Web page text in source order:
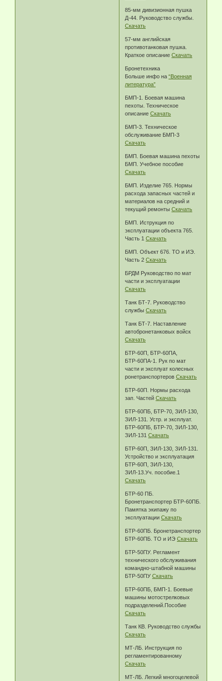
85-мм дивизионная пушка
Д-44. Руководство службы.
Скачать
57-мм английская
противотанковая пушка.
Краткое описаниеСкачать
Бронетехника
Больше инфо на“Военная
литература”
БМП-1. Боевая машина
пехоты. Техническое
описаниеСкачать
БМП-3. Техническое
обслуживание БМП-3
Скачать
БМП. Боевая машина пехоты
БМП. Учебное пособие
Скачать
БМП. Изделие 765. Нормы
расхода запасных частей и
материалов на средний и
текущий ремонтыСкачать
БМП. Иструкция по
эксплуатации объекта 765.
Часть 1Скачать
БМП. Объект 676. ТО и ИЭ.
Часть 2Скачать
БРДМ Руководство по мат
части и эксплуатации
Скачать
Танк БТ-7. Руководство
службыСкачать
Танк БТ-7. Наставление
автобронетанковых войск
Скачать
БТР-60П, БТР-60ПА,
БТР-60ПА-1. Рук по мат
части и эксплуат колесных
ронетранспортеровСкачать
БТР-60П. Нормы расхода
зап. ЧастейСкачать
БТР-60ПБ, БТР-70, ЗИЛ-130,
ЗИЛ-131. Устр. и эксплуат.
БТР-60ПБ, БТР-70, ЗИЛ-130,
ЗИЛ-131Скачать
БТР-60П, ЗИЛ-130, ЗИЛ-131.
Устройство и эксплуатация
БТР-60П, ЗИЛ-130,
ЗИЛ-13.Уч. пособие.1
Скачать
БТР-60 ПБ.
Бронетранспортер БТР-60ПБ.
Памятка экипажу по
эксплуатацииСкачать
БТР-60ПБ. Бронетранспортер
БТР-60ПБ. ТО и ИЭСкачать
БТР-50ПУ. Регламент
технического обслуживания
командно-штабной машины
БТР-50ПУСкачать
БТР-60ПБ, БМП-1. Боевые
машины мотострелковых
подразделений.Пособие
Скачать
Танк КВ. Руководство службы
Скачать
МТ-ЛБ. Инструкция по
регламентированному
Скачать
МТ-ЛБ. Легкий многоцелевой